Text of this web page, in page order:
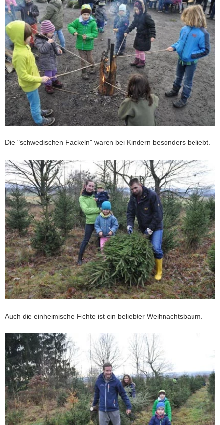
Die "schwedischen Fackeln" waren bei Kindern besonders beliebt.
Auch die einheimische Fichte ist ein beliebter Weihnachtsbaum.